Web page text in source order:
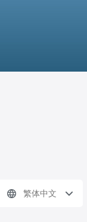
繁体中文